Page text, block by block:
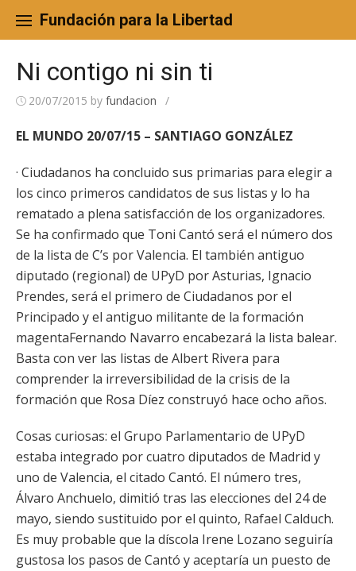
content
Fundación para la Libertad
Ni contigo ni sin ti
20/07/2015 by fundacion /
EL MUNDO 20/07/15 – SANTIAGO GONZÁLEZ
· Ciudadanos ha concluido sus primarias para elegir a
los cinco primeros candidatos de sus listas y lo ha
rematado a plena satisfacción de los organizadores.
Se ha confirmado que Toni Cantó será el número dos
de la lista de C’s por Valencia. El también antiguo
diputado (regional) de UPyD por Asturias, Ignacio
Prendes, será el primero de Ciudadanos por el
Principado y el antiguo militante de la formación
magentaFernando Navarro encabezará la lista balear.
Basta con ver las listas de Albert Rivera para
comprender la irreversibilidad de la crisis de la
formación que Rosa Díez construyó hace ocho años.
Cosas curiosas: el Grupo Parlamentario de UPyD
estaba integrado por cuatro diputados de Madrid y
uno de Valencia, el citado Cantó. El número tres,
Álvaro Anchuelo, dimitió tras las elecciones del 24 de
mayo, siendo sustituido por el quinto, Rafael Calduch.
Es muy probable que la díscola Irene Lozano seguiría
gustosa los pasos de Cantó y aceptaría un puesto de